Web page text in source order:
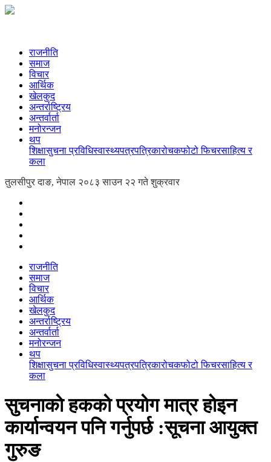
राजनीति
समाज
विचार
आर्थिक
खेलकुद
अन्तर्राष्ट्रिय
अन्तर्वार्ता
मनोरन्जन
थप
शिक्षासुचना प्रविधिस्वास्थ्यपत्रपत्रिकारोचकफोटो फिचरसाहित्य र
कला
तुलसीपुर दाङ, नेपाल २०८३ साउन २२ गते शुक्रवार
राजनीति
समाज
विचार
आर्थिक
खेलकुद
अन्तर्राष्ट्रिय
अन्तर्वार्ता
मनोरन्जन
थप
शिक्षासुचना प्रविधिस्वास्थ्यपत्रपत्रिकारोचकफोटो फिचरसाहित्य र
कला
सुचनाकाे हककाे प्रयाेग मात्र हाेइन
कार्यान्वयन पनि गर्नुपर्छ :सूचना आयुक्त
गुरुङ